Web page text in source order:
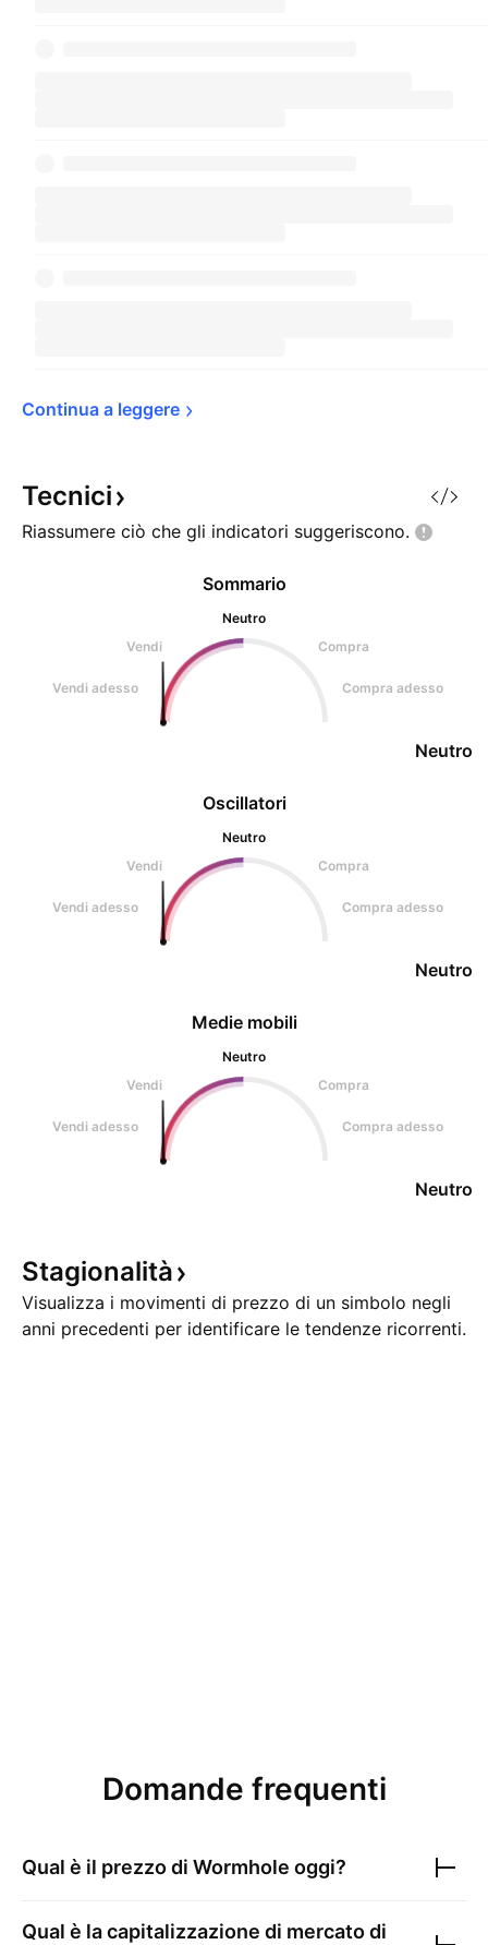
Continua a leggere
Tecnici
Riassumere ciò che gli indicatori suggeriscono.
Oscillatori
Neutro
Vendi
Compra
Vendi adesso Compra adesso
Neutro
Sommario
Neutro
Vendi
Compra
Vendi adesso Compra adesso
Neutro
Medie mobili
Neutro
Vendi
Compra
Vendi adesso Compra adesso
Neutro
Stagionalità
Visualizza i movimenti di prezzo di un simbolo negli
anni precedenti per identificare le tendenze ricorrenti.
Domande frequenti
Qual è il prezzo di Wormhole oggi?
Qual è la capitalizzazione di mercato di